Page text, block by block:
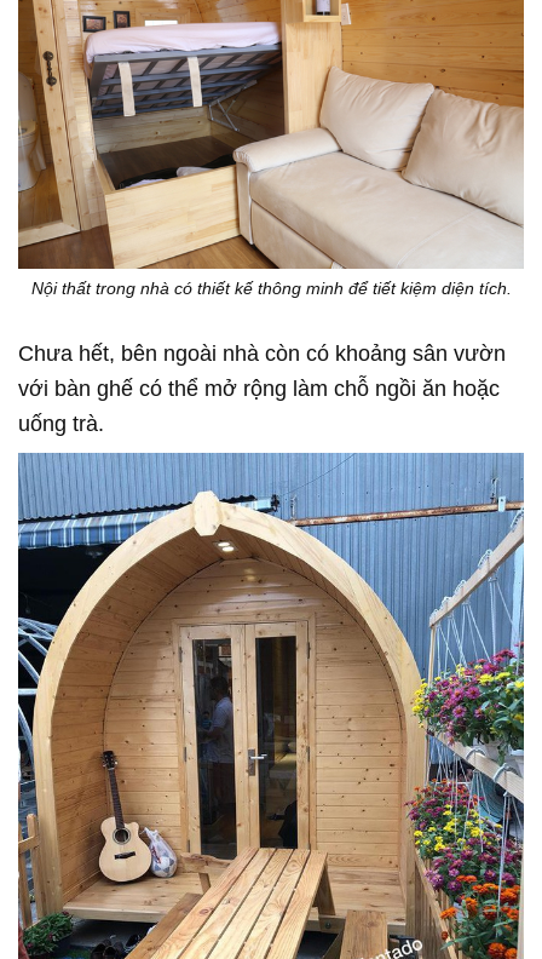
Nội thất trong nhà có thiết kế thông minh để tiết kiệm diện tích.
Chưa hết, bên ngoài nhà còn có khoảng sân vườn
với bàn ghế có thể mở rộng làm chỗ ngồi ăn hoặc
uống trà.